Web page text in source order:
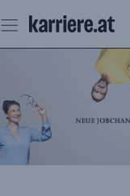
Seiteninhalt
springen